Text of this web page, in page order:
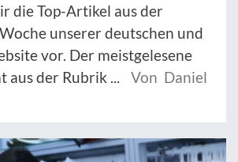
die Top-Artikel aus der
unserer deutschen und
vor. Der meistgelesene
aus der Rubrik ...
Von Daniel